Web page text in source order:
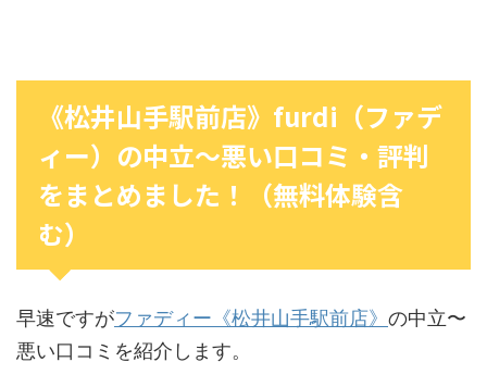
《松井山手駅前店》furdi（ファデ
ィー）の中立〜悪い口コミ・評判
をまとめました！（無料体験含
む）
早速ですがファディー《松井山手駅前店》 の中立〜
悪い口コミを紹介します。